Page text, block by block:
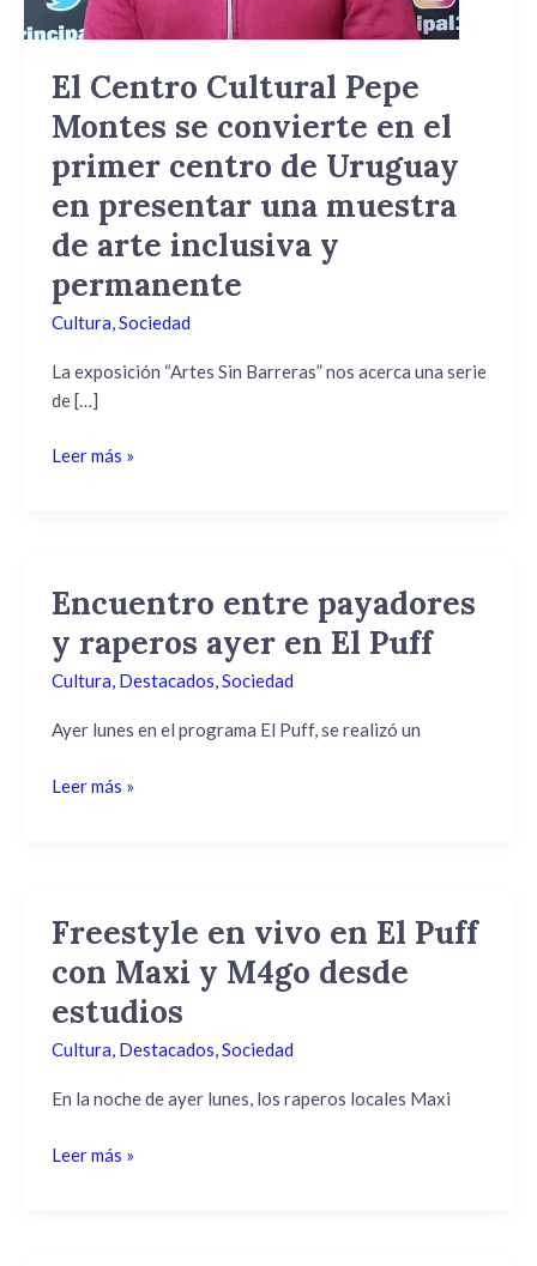
El Centro Cultural Pepe
Montes se convierte en el
primer centro de Uruguay
en presentar una muestra
de arte inclusiva y
permanente
Cultura,Sociedad
La exposición “Artes Sin Barreras” nos acerca una serie
de […]
en
el
centro
de
Uruguay
en
presentar
una
de
arte
y
permanente
Leer más »
Encuentro entre payadores
y raperos ayer en El Puff
Cultura, Destacados,Sociedad
Ayer lunes en el programa El Puff, se realizó un
Encuentro
payadores
y
ayer
El
Leer más »
Freestyle en vivo en El Puff
con Maxi y M4go desde
estudios
Cultura, Destacados,Sociedad
En la noche de ayer lunes, los raperos locales Maxi
Freestyle
vivo
en
El
con
y
Leer más »